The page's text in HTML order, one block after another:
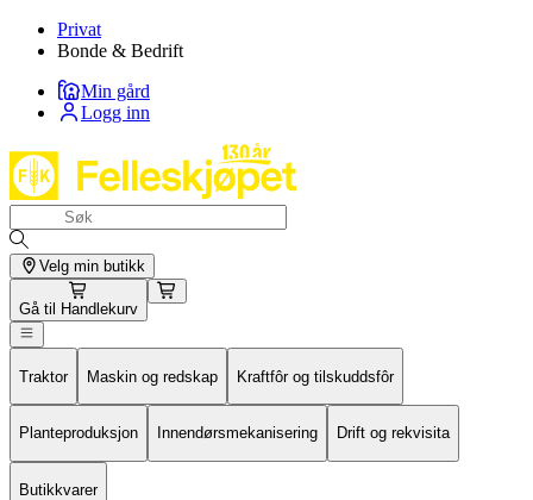
Privat
Bonde & Bedrift
Min gård
Logg inn
Velg min butikk
Gå til Handlekurv
Traktor Maskin og redskap Kraftfôr og tilskuddsfôr
Planteproduksjon Innendørsmekanisering Drift og rekvisita
Butikkvarer